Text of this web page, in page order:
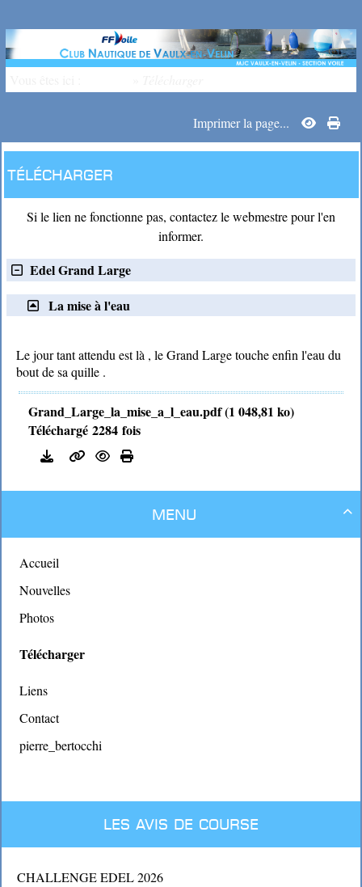
Imprimer la page...

Menu
Accueil
Nouvelles
Photos
Télécharger
Liens
Contact
pierre_bertocchi
Les avis de course
CHALLENGE EDEL 2026
Télécharger
Si le lien ne fonctionne pas, contactez le webmestre pour l'en
informer.
Edel Grand Large
La mise à l'eau
Le jour tant attendu est là , le Grand Large touche enfin l'eau du
bout de sa quille .
Grand_Large_la_mise_a_l_eau.pdf (1 048,81 ko)
Téléchargé 2284 fois